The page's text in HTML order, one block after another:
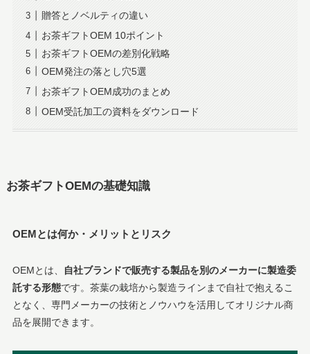
贈答とノベルティの違い
お茶ギフトOEM 10ポイント
お茶ギフトOEMの差別化戦略
OEM発注の落とし穴5選
お茶ギフトOEM成功のまとめ
OEM受託加工の資料をダウンロード
お茶ギフトOEMの基礎知識
OEMとは何か・メリットとリスク
OEMとは、
自社ブランドで販売する製品を別のメーカーに製造委
託する形態です。茶葉の栽培から製造ラインまで自社で抱えるこ
となく、専門メーカーの技術とノウハウを活用してオリジナル商
品を展開できます。